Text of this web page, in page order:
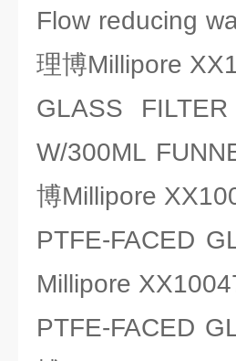
Flow reducing
理博Millipore
GLASS
W/300ML
博Millipore
PTFE-FACED
Millipore
PTFE-FACED